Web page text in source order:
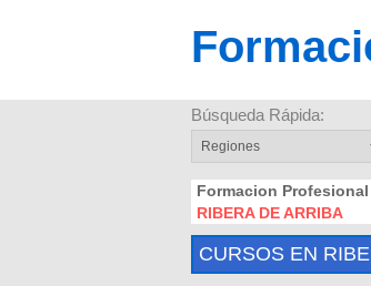
Búsqueda Rápida:
Formacion Profesional
RIBERA DE ARRIBA
CURSOS EN